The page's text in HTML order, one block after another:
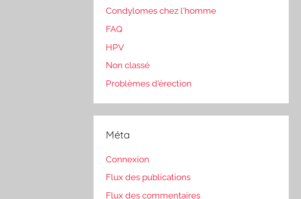
Condylomes chez l'homme
FAQ
HPV
Non classé
Problèmes d'érection
Méta
Connexion
Flux des publications
Flux des commentaires